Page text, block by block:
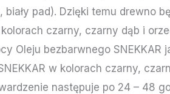
biały pad). Dzięki temu drewno
czarny, czarny dąb i
Oleju bezbarwnego
w kolorach czarny,
następuje po 24 – 48